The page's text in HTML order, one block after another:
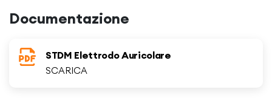
Documentazione
STDM Elettrodo Auricolare
SCARICA